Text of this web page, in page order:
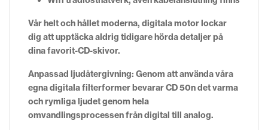
Vår helt och hållet moderna, digitala motor lockar
dig att upptäcka aldrig tidigare hörda detaljer på
dina favorit-CD-skivor.
Anpassad ljudåtergivning: Genom att använda våra
egna digitala filterformer bevarar CD 50n det varma
och rymliga ljudet genom hela
omvandlingsprocessen från digital till analog.